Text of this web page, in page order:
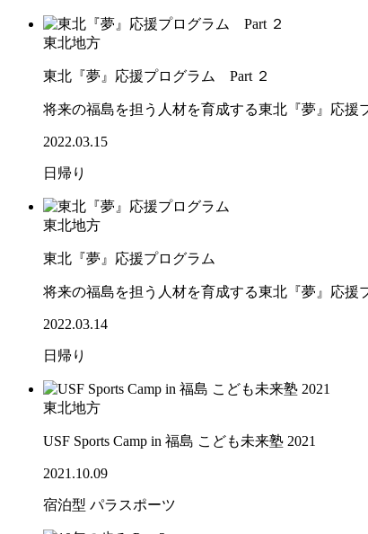
東北地方
東北『夢』応援プログラム Part ２
将来の福島を担う人材を育成する東北『夢』応援
2022.03.15
日帰り
東北地方
東北『夢』応援プログラム
将来の福島を担う人材を育成する東北『夢』応援
2022.03.14
日帰り
東北地方
USF Sports Camp in 福島 こども未来塾 2021
2021.10.09
宿泊型 パラスポーツ